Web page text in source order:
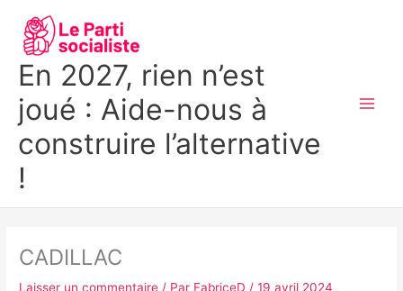
contenu
En 2027, rien n’est
joué : Aide-nous à
construire l’alternative
!
CADILLAC
Laisser un commentaire / Par FabriceD/19 avril 2024